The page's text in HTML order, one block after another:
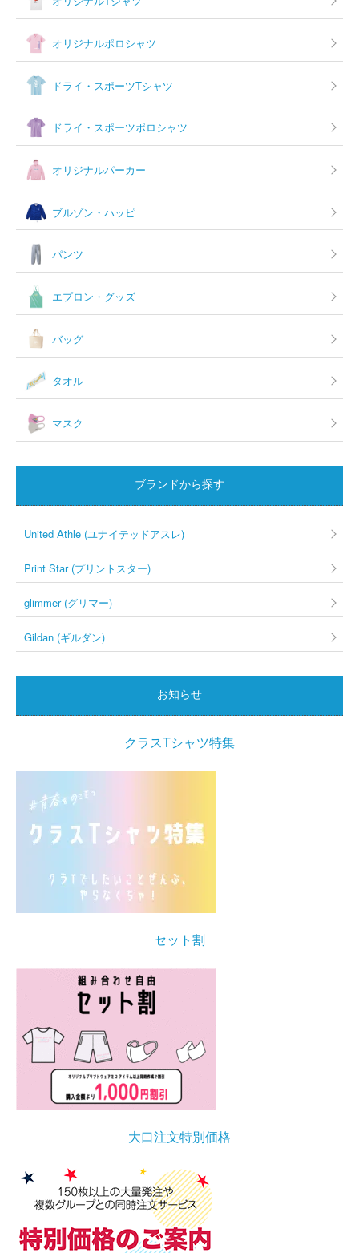
オリジナルポロシャツ
ドライ・スポーツTシャツ
ドライ・スポーツポロシャツ
オリジナルパーカー
ブルゾン・ハッピ
パンツ
エプロン・グッズ
バッグ
タオル
マスク
ブランドから探す
United Athle (ユナイテッドアスレ)
Print Star (プリントスター)
glimmer (グリマー)
Gildan (ギルダン)
お知らせ
クラスTシャツ特集
セット割
大口注文特別価格